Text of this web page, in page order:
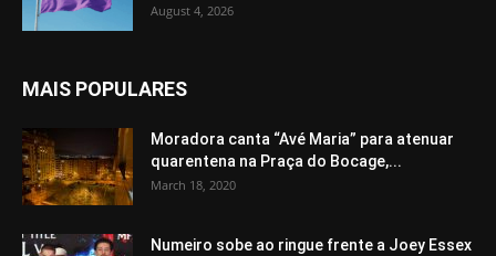
August 4, 2026
MAIS POPULARES
Moradora canta “Avé Maria” para atenuar
quarentena na Praça do Bocage,...
March 18, 2020
Numeiro sobe ao ringue frente a Joey Essex